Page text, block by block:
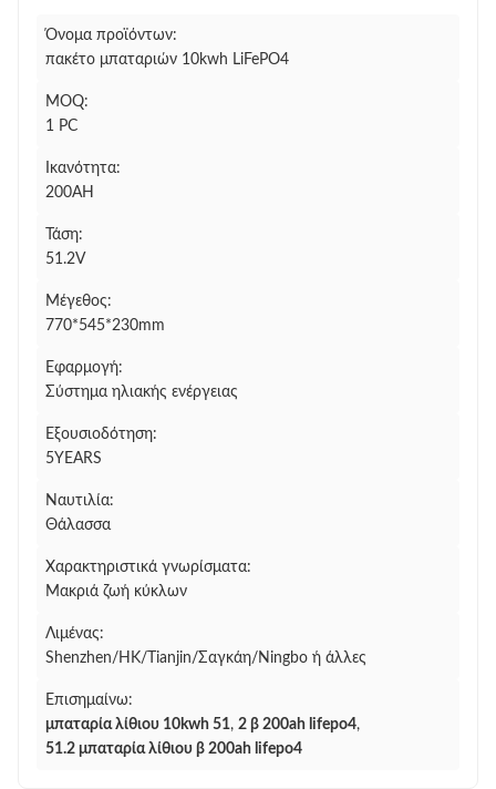
Όνομα προϊόντων:
πακέτο μπαταριών 10kwh LiFePO4
MOQ:
1 PC
Ικανότητα:
200AH
Τάση:
51.2V
Μέγεθος:
770*545*230mm
Εφαρμογή:
Σύστημα ηλιακής ενέργειας
Εξουσιοδότηση:
5YEARS
Ναυτιλία:
Θάλασσα
Χαρακτηριστικά γνωρίσματα:
Μακριά ζωή κύκλων
Λιμένας:
Shenzhen/HK/Tianjin/Σαγκάη/Ningbo ή άλλες
Επισημαίνω:
μπαταρία λίθιου 10kwh 51, 2 β 200ah lifepo4,
51.2 μπαταρία λίθιου β 200ah lifepo4